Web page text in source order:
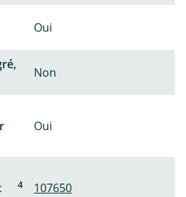
Oui
Non
Oui
4
107650